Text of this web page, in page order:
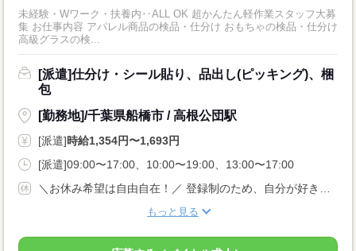
未経験・Wワーク・扶養内‥ALL OK 超かんたん軽作業スタッフ大募
集 お仕事内容 アパレル商品の検品・仕分け おもちゃの検品・仕分け
高級グラスの検...
[派遣]仕分け・シール貼り、品出し(ピッキング)、梱
包
[勤務地]/千葉県船橋市 / 高根公団駅
[派遣]時給1,354円〜1,693円
[派遣]09:00〜17:00、10:00〜19:00、13:00〜17:00
もっと見る